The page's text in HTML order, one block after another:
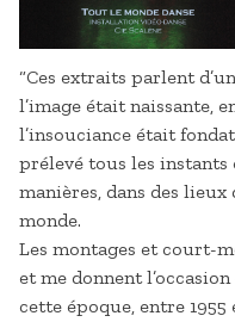
“Ces extraits parlent
l’image était naissante,
l’insouciance était
prélevé tous les instants
manières, dans des
monde.
Les montages et court-
et me donnent
cette époque, entre